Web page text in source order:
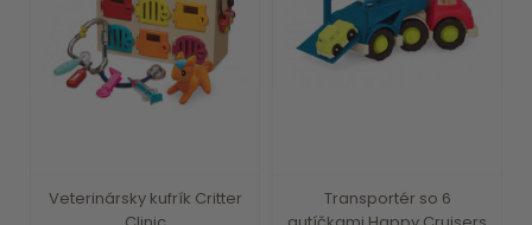
Veterinársky kufrík Critter
Transportér so 6